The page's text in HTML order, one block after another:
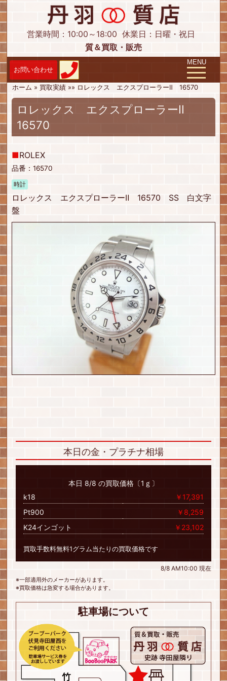
営業時間：10:00～18:00 休業日：日曜・祝日
質＆買取・販売
Toggle
MENU
ホーム » 買取実績 »» ロレックス エクスプローラーⅡ 16570
ロレックス エクスプローラーⅡ
16570
■ROLEX
品番：16570
時計
ロレックス エクスプローラーⅡ 16570 SS 白文字
盤
本日の金・プラチナ相場
本日 8/8 の買取価格〔1ｇ〕
k18
￥17,391
Pt900
￥8,259
K24インゴット
￥23,102
買取手数料無料1グラム当たりの買取価格です
8/8 AM10:00 現在
※一部適用外のメーカーがあります。
※買取価格は急変する場合があります。
駐車場について